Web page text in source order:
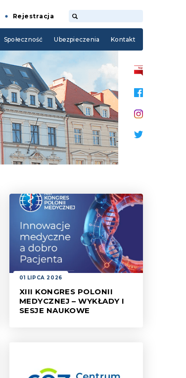
Rejestracja
Społeczność Ubezpieczenia Kontakt
01 LIPCA 2026
XIII KONGRES POLONII
MEDYCZNEJ – WYKŁADY I
SESJE NAUKOWE